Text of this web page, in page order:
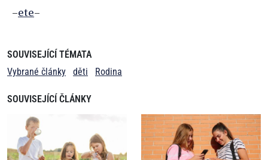
–ete–
SOUVISEJÍCÍ TÉMATA
Vybrané články
děti Rodina
SOUVISEJÍCÍ ČLÁNKY